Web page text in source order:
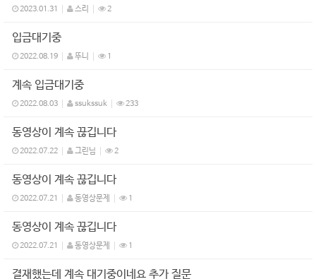
2023.01.31 스리 2
입금대기중
2022.08.19 뚜니 1
계속 입금대기중
2022.08.03 ssukssuk 233
동영상이 계속 끊깁니다
2022.07.22 그린님 2
동영상이 계속 끊깁니다
2022.07.21 동영상문제 1
동영상이 계속 끊깁니다
2022.07.21 동영상문제 1
결재했는데 계속 대기중이네요 추가 질문